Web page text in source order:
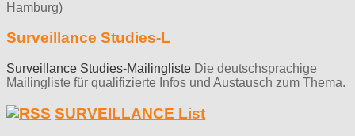
Hamburg)
Surveillance Studies-L
Surveillance Studies-Mailingliste Die deutschsprachige
Mailingliste für qualifizierte Infos und Austausch zum Thema.
SURVEILLANCE List